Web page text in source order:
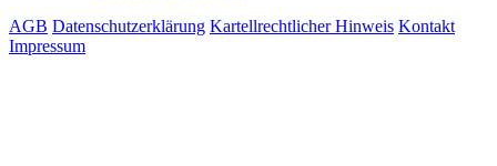
AGB Datenschutzerklärung Kartellrechtlicher Hinweis Kontakt
Impressum